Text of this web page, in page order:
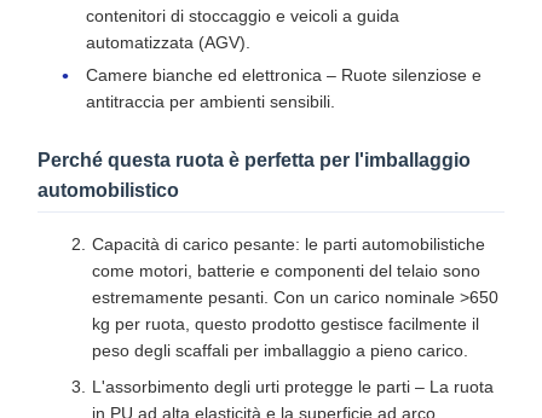
contenitori di stoccaggio e veicoli a guida
automatizzata (AGV).
Camere bianche ed elettronica – Ruote silenziose e
antitraccia per ambienti sensibili.
Perché questa ruota è perfetta per l'imballaggio
automobilistico
Capacità di carico pesante: le parti automobilistiche
come motori, batterie e componenti del telaio sono
estremamente pesanti. Con un carico nominale >650
kg per ruota, questo prodotto gestisce facilmente il
peso degli scaffali per imballaggio a pieno carico.
L'assorbimento degli urti protegge le parti – La ruota
in PU ad alta elasticità e la superficie ad arco